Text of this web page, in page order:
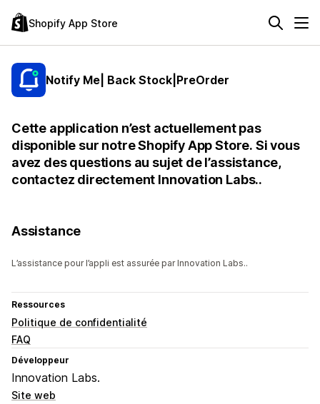
Shopify App Store
Notify Me| Back Stock|PreOrder
Cette application n’est actuellement pas
disponible sur notre Shopify App Store. Si vous
avez des questions au sujet de l’assistance,
contactez directement Innovation Labs..
Assistance
L’assistance pour l’appli est assurée par Innovation Labs..
Ressources
Politique de confidentialité
FAQ
Développeur
Innovation Labs.
Site web